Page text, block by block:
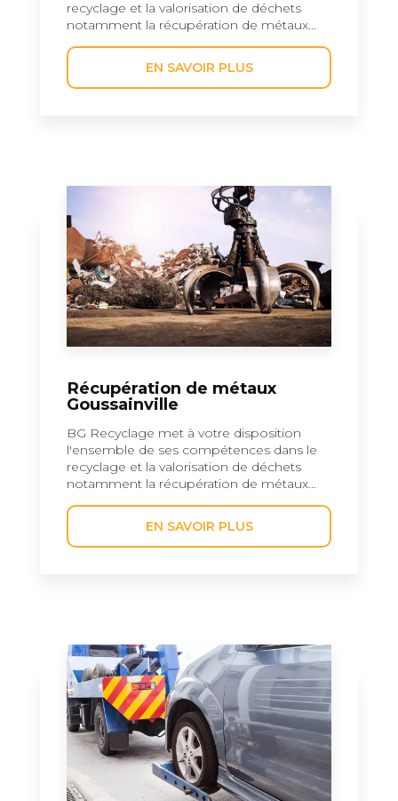
recyclage et la valorisation de déchets
notamment la récupération de métaux...
EN SAVOIR PLUS
Récupération de métaux
Goussainville
BG Recyclage met à votre disposition
l'ensemble de ses compétences dans le
recyclage et la valorisation de déchets
notamment la récupération de métaux...
EN SAVOIR PLUS